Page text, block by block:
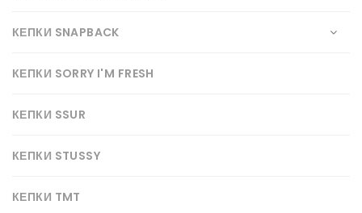
КЕПКИ SNAPBACK
КЕПКИ SORRY I'M FRESH
КЕПКИ SSUR
КЕПКИ STUSSY
КЕПКИ TMT